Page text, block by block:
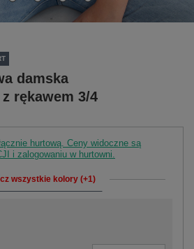
damska
rękawem 3/4
hurtową. Ceny widoczne są
i zalogowaniu w hurtowni.
wszystkie kolory (+1)